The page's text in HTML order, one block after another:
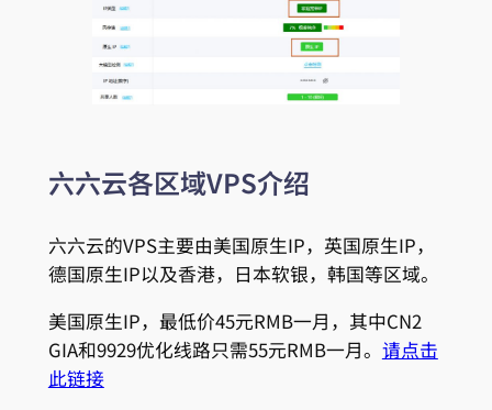
六六云各区域VPS介绍
六六云的VPS主要由美国原生IP，英国原生IP，
德国原生IP以及香港，日本软银，韩国等区域。
美国原生IP，最低价45元RMB一月，其中CN2
GIA和9929优化线路只需55元RMB一月。 请点击
此链接